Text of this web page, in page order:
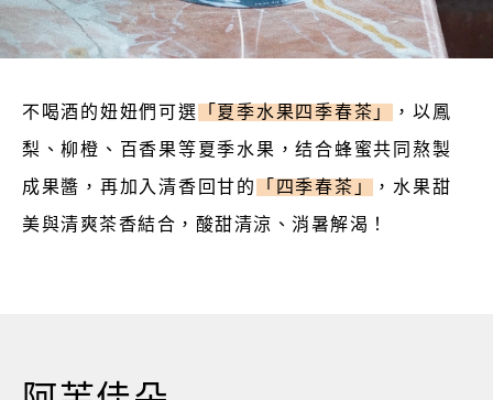
不喝酒的妞妞們可選 「夏季水果四季春茶」 ，以鳳
梨、柳橙、百香果等夏季水果，结合蜂蜜共同熬製
成果醬，再加入清香回甘的 「四季春茶」 ，水果甜
美與清爽茶香結合，酸甜清涼、消暑解渴！